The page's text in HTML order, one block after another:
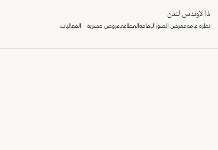
ذا لاوندس لندن
نظرة عامةمعرض الصورالإقامةالمطاعمعروض حصرية الفعاليات